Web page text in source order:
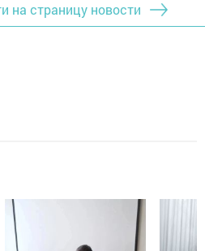
на страницу новости